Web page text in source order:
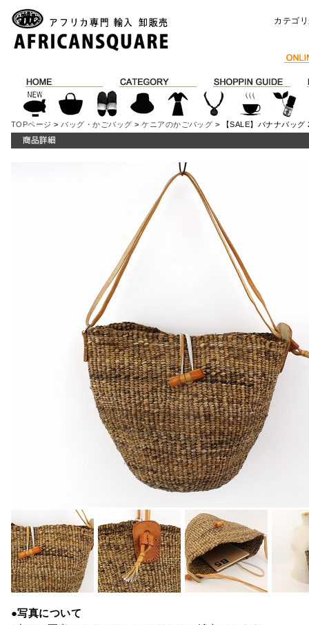
カテゴ
TOPページ > バッグ・かごバッグ >ケニアのかごバッグ > 【SALE】バナナバッ
●写真について